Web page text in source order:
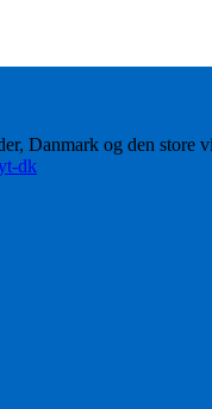
Danmark og den store
dk